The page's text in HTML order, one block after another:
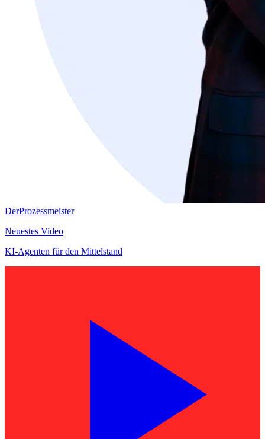
DerProzessmeister
Neuestes Video
KI-Agenten für den Mittelstand